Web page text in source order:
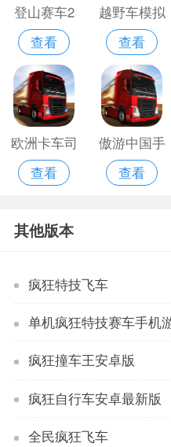
登山赛车2
万圣节版
查看
越野车模拟
器游戏手机
版
查看
欧洲卡车司
机游戏2014
查看
傲游中国手
游
查看
其他版本
疯狂特技飞车
单机疯狂特技赛车手机
疯狂撞车王安卓版
疯狂自行车安卓最新版
全民疯狂飞车